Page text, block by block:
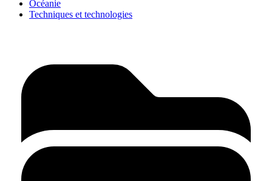
Océanie
Techniques et technologies